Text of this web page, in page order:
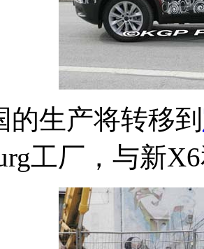
的生产将转移到
工厂，与新